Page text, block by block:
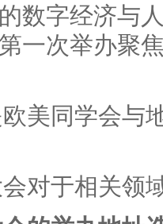
数字经济与
一次举办聚
美同学会与
对于相关领